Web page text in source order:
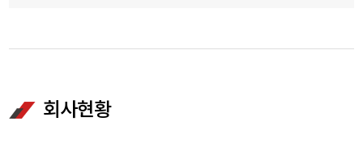
회사현황